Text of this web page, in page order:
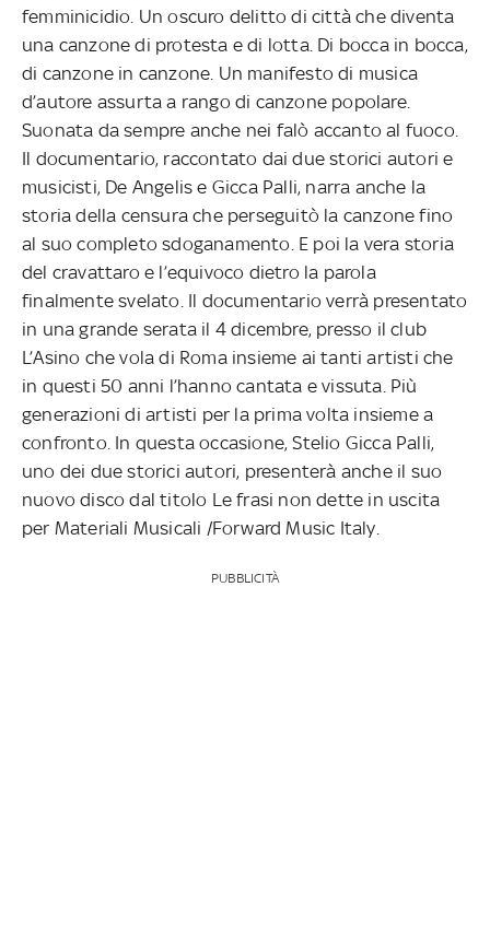
femminicidio. Un oscuro delitto di città che diventa
una canzone di protesta e di lotta. Di bocca in bocca,
di canzone in canzone. Un manifesto di musica
d’autore assurta a rango di canzone popolare.
Suonata da sempre anche nei falò accanto al fuoco.
Il documentario, raccontato dai due storici autori e
musicisti, De Angelis e Gicca Palli, narra anche la
storia della censura che perseguitò la canzone fino
al suo completo sdoganamento. E poi la vera storia
del cravattaro e l’equivoco dietro la parola
finalmente svelato. Il documentario verrà presentato
in una grande serata il 4 dicembre, presso il club
L’Asino che vola di Roma insieme ai tanti artisti che
in questi 50 anni l’hanno cantata e vissuta. Più
generazioni di artisti per la prima volta insieme a
confronto. In questa occasione, Stelio Gicca Palli,
uno dei due storici autori, presenterà anche il suo
nuovo disco dal titolo Le frasi non dette in uscita
per Materiali Musicali /Forward Music Italy.
PUBBLICITÀ